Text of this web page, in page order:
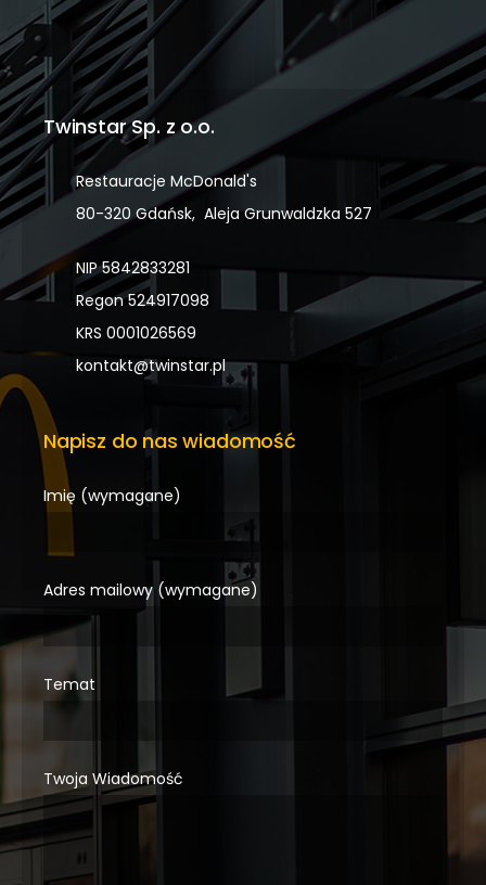
Twinstar Sp. z o.o.
Restauracje McDonald's
80-320 Gdańsk, Aleja Grunwaldzka 527
NIP 5842833281
Regon 524917098
KRS 0001026569
kontakt@twinstar.pl
Napisz do nas wiadomość
Imię (wymagane)
Adres mailowy (wymagane)
Temat
Twoja Wiadomość